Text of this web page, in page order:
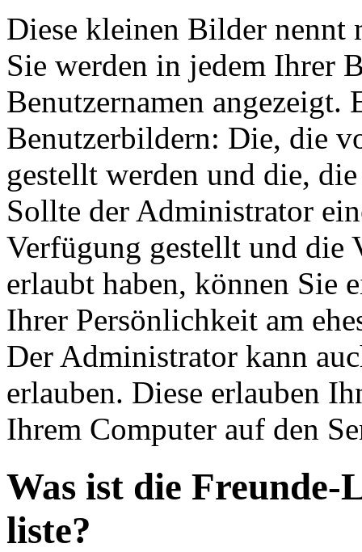
Diese kleinen Bilder nennt
Sie werden in jedem Ihrer
Benutzernamen
Benutzerbildern: Die, die
gestellt werden und die,
Sollte der Administrator
Verfügung gestellt und die
erlaubt haben, können Sie
Ihrer Persönlichkeit am
Der Administrator kann
erlauben. Diese erlauben
Ihrem Computer auf den
Was ist die
liste?